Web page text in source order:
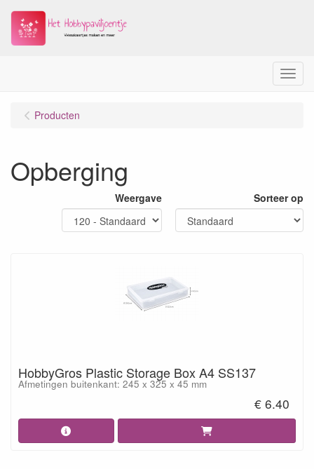
Menu
Producten
Opberging
Weergave Sorteer op
HobbyGros Plastic Storage Box A4 SS137
Afmetingen buitenkant: 245 x 325 x 45 mm
€ 6.40